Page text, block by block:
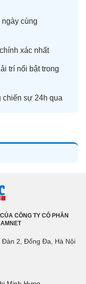
ngày cùng
xác nhất
trí nổi bật trong
chiến sự 24h qua
CÔNG TY CỔ PHẦN
Đàn 2, Đống Đa, Hà Nội